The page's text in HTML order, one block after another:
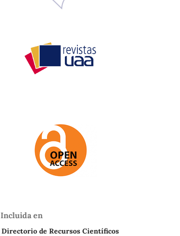
Incluida en
Directorio de Recursos Científicos